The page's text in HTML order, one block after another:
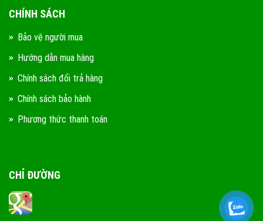
CHÍNH SÁCH
Bảo vệ người mua
Hướng dẫn mua hàng
Chính sách đổi trả hàng
Chính sách bảo hành
Phương thức thanh toán
CHỈ ĐƯỜNG